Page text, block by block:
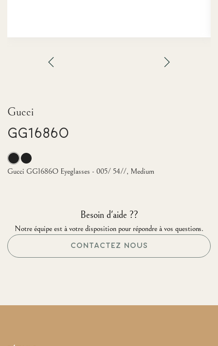
Gucci
GG1686O
Gucci GG1686O Eyeglasses - 005/ 54//, Medium
Besoin d'aide ??
Notre équipe est à votre disposition pour répondre à vos questions.
CONTACTEZ NOUS